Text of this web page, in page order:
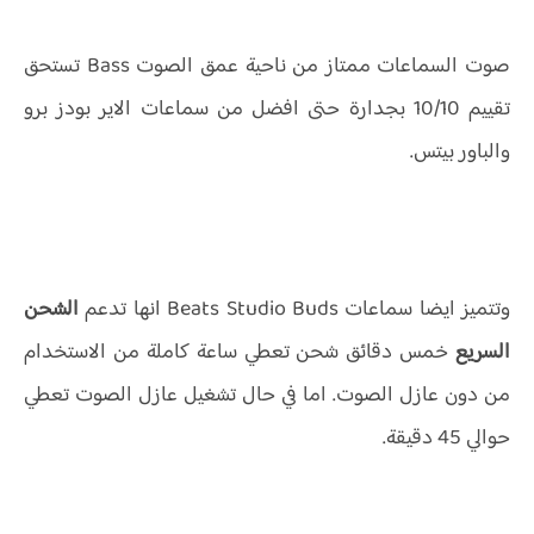
صوت السماعات ممتاز من ناحية عمق الصوت Bass تستحق
تقييم 10/10 بجدارة حتى افضل من سماعات الاير بودز برو
والباور بيتس.
وتتميز ايضا سماعات Beats Studio Buds انها تدعم
الشحن
السريع خمس دقائق شحن تعطي ساعة كاملة من الاستخدام
من دون عازل الصوت. اما في حال تشغيل عازل الصوت تعطي
حوالي 45 دقيقة.